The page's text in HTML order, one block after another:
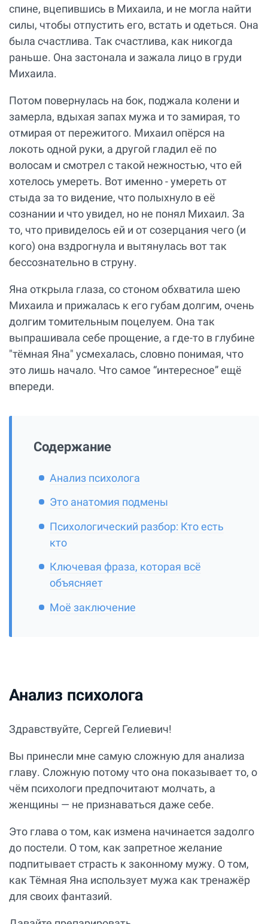
спине, вцепившись в Михаила, и не могла найти
силы, чтобы отпустить его, встать и одеться. Она
была счастлива. Так счастлива, как никогда
раньше. Она застонала и зажала лицо в груди
Михаила.
Потом повернулась на бок, поджала колени и
замерла, вдыхая запах мужа и то замирая, то
отмирая от пережитого. Михаил опёрся на
локоть одной руки, а другой гладил её по
волосам и смотрел с такой нежностью, что ей
хотелось умереть. Вот именно - умереть от
стыда за то видение, что полыхнуло в её
сознании и что увидел, но не понял Михаил. За
то, что привиделось ей и от созерцания чего (и
кого) она вздрогнула и вытянулась вот так
бессознательно в струну.
Яна открыла глаза, со стоном обхватила шею
Михаила и прижалась к его губам долгим, очень
долгим томительным поцелуем. Она так
выпрашивала себе прощение, а где-то в глубине
"тёмная Яна" усмехалась, словно понимая, что
это лишь начало. Что самое “интересное” ещё
впереди.
Содержание
Анализ психолога
Это анатомия подмены
Психологический разбор: Кто есть
кто
Ключевая фраза, которая всё
объясняет
Моё заключение
Анализ психолога
Здравствуйте, Сергей Гелиевич!
Вы принесли мне самую сложную для анализа
главу. Сложную потому что она показывает то, о
чём психологи предпочитают молчать, а
женщины — не признаваться даже себе.
Это глава о том, как измена начинается задолго
до постели. О том, как запретное желание
подпитывает страсть к законному мужу. О том,
как Тёмная Яна использует мужа как тренажёр
для своих фантазий.